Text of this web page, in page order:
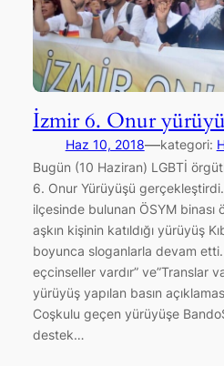
İzmir 6. Onur
Haz 10, 2018—kategori:
Bugün (10 Haziran) LGBTİ
6. Onur Yürüyüşü
ilçesinde bulunan ÖSYM binası
aşkın kişinin katıldığı yürüyüş
boyunca sloganlarla devam etti.
eçcinseller vardır” ve”Translar
yürüyüş yapılan basın
Coşkulu geçen yürüyüşe
destek…